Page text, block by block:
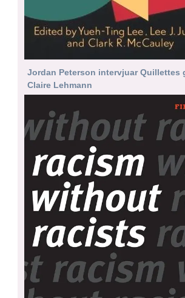
Jordan Peterson intervjuar Quillettes
Claire Lehmann